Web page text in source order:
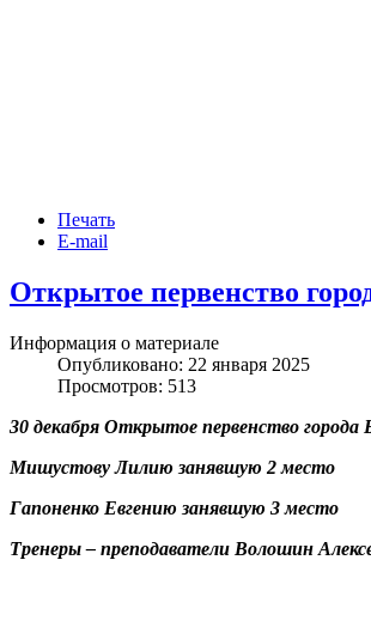
Печать
E-mail
Открытое первенство
Информация о материале
Опубликовано: 22 января 2025
Просмотров: 513
30 декабря Открытое первенство
Мишустову Лилию занявшую 2 место
Гапоненко Евгению занявшую 3 место
Тренеры – преподаватели Волошин